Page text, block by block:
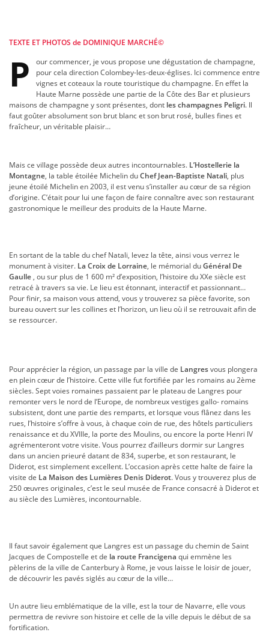
TEXTE ET PHOTOS de DOMINIQUE MARCHÉ©
P
our commencer, je vous propose une dégustation de champagne,
pour cela direction Colombey-les-deux-églises. Ici commence entre
vignes et coteaux la route touristique du champagne. En effet la
Haute Marne possède une partie de la Côte des Bar et plusieurs
maisons de champagne y sont présentes, dont les champagnes Peligri. Il
faut goûter absolument son brut blanc et son brut rosé, bulles fines et
fraîcheur, un véritable plaisir…
Mais ce village possède deux autres incontournables. L’Hostellerie la
Montagne, la table étoilée Michelin duChef Jean-Baptiste Natali, plus
jeune étoilé Michelin en 2003, il est venu s’installer au cœur de sa région
d’origine. C’était pour lui une façon de faire connaître avec son restaurant
gastronomique le meilleur des produits de la Haute Marne.
En sortant de la table du chef Natali, levez la tête, ainsi vous verrez le
monument à visiter. La Croix de Lorraine, le mémorial duGénéral De
Gaulle , ou sur plus de 1 600 m² d’exposition, l’histoire du XXe siècle est
retracé à travers sa vie. Le lieu est étonnant, interactif et passionnant…
Pour finir, sa maison vous attend, vous y trouverez sa pièce favorite, son
bureau ouvert sur les collines et l’horizon, un lieu où il se retrouvait afin de
se ressourcer.
Pour apprécier la région, un passage par la ville de Langresvous plongera
en plein cœur de l’histoire. Cette ville fut fortifiée par les romains au 2ème
siècles. Sept voies romaines passaient par le plateau de Langres pour
remonter vers le nord de l’Europe, de nombreux vestiges gallo- romains
subsistent, dont une partie des remparts, et lorsque vous flânez dans les
rues, l’histoire s’offre à vous, à chaque coin de rue, des hôtels particuliers
renaissance et du XVIIIe, la porte des Moulins, ou encore la porte Henri IV
agrémenteront votre visite. Vous pourrez d’ailleurs dormir sur Langres
dans un ancien prieuré datant de 834, superbe, et son restaurant, le
Diderot, est simplement excellent. L’occasion après cette halte de faire la
visite de La Maison des Lumières Denis Diderot. Vous y trouverez plus de
250 œuvres originales, c’est le seul musée de France consacré à Diderot et
au siècle des Lumières, incontournable.
Il faut savoir également que Langres est un passage du chemin de Saint
Jacques de Compostelle et de la route Francigena qui emmène les
pèlerins de la ville de Canterbury à Rome, je vous laisse le loisir de jouer,
de découvrir les pavés siglés au cœur de la ville…
Un autre lieu emblématique de la ville, est la tour de Navarre, elle vous
permettra de revivre son histoire et celle de la ville depuis le début de sa
fortification.